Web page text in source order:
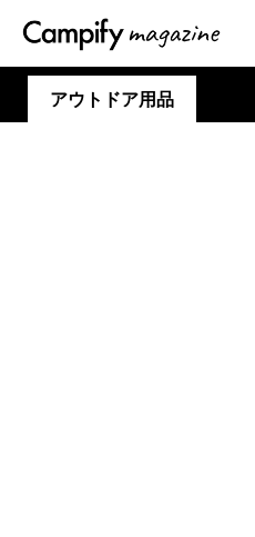
アウトドア用品